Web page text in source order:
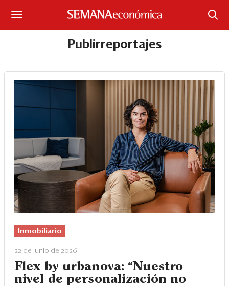
Portada
¿Qué está pasando?
Management
Economía y Finanzas
Legal y Política
Eventos
Blogs
Ranking CEO
Publirreportajes
Inmobiliario
22 de junio de 2026
Flex by urbanova: “Nuestro
nivel de personalización no